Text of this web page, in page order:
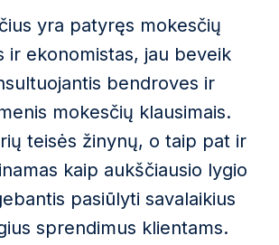
Privatumo politika
ir naudojimosi
reCAPTCHA ir jai yra
privatumo politika beipaslaugų
yra patyręs mokesčių
ir ekonomistas, jau beveik
bendroves ir
mokesčių klausimais.
teisės žinynų, o taip pat ir
kaip aukščiausio lygio
pasiūlyti savalaikius
sprendimus klientams.